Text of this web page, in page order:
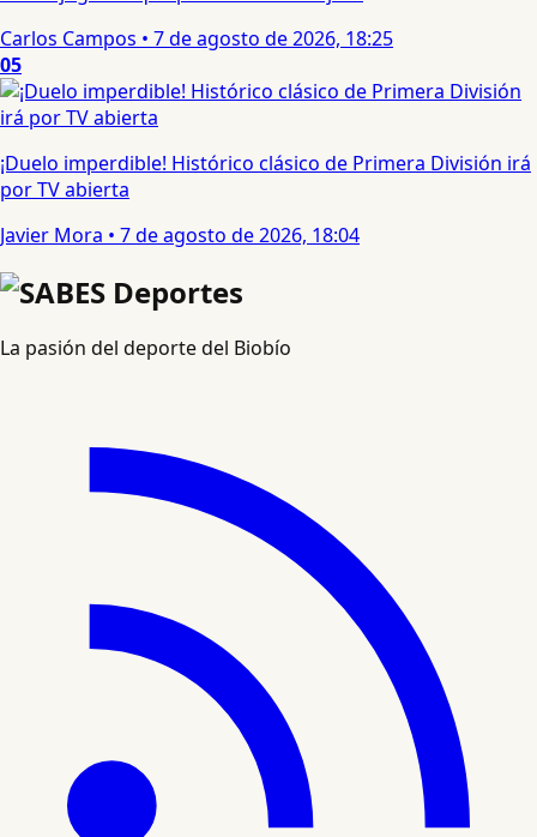
Carlos Campos • 7 de agosto de 2026, 18:25
05
¡Duelo imperdible! Histórico clásico de Primera División irá
por TV abierta
Javier Mora • 7 de agosto de 2026, 18:04
La pasión del deporte del Biobío